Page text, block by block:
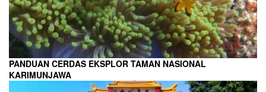
PANDUAN CERDAS EKSPLOR TAMAN NASIONAL
KARIMUNJAWA